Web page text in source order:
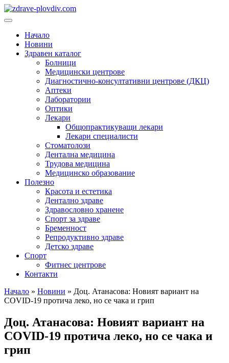
Преминете
към
Основно
Начало
Новини
Здравен каталог
Болници
Медицински центрове
Диагностично-консултативни центрове (ДКЦ)
Аптеки
Лаборатории
Оптики
Лекари
Общопрактикуващи лекари
Лекари специалисти
Стоматолози
Дентална медицина
Трудова медицина
Медицинско образование
Полезно
Красота и естетика
Дентално здраве
Здравословно хранене
Спорт за здраве
Бременност
Репродуктивно здраве
Детско здраве
Спорт
Фитнес центрове
Контакти
Начало » Новини » Доц. Атанасова: Новият вариант на
COVID-19 протича леко, но се чака и грип
Доц. Атанасова: Новият вариант на
COVID-19 протича леко, но се чака и
грип